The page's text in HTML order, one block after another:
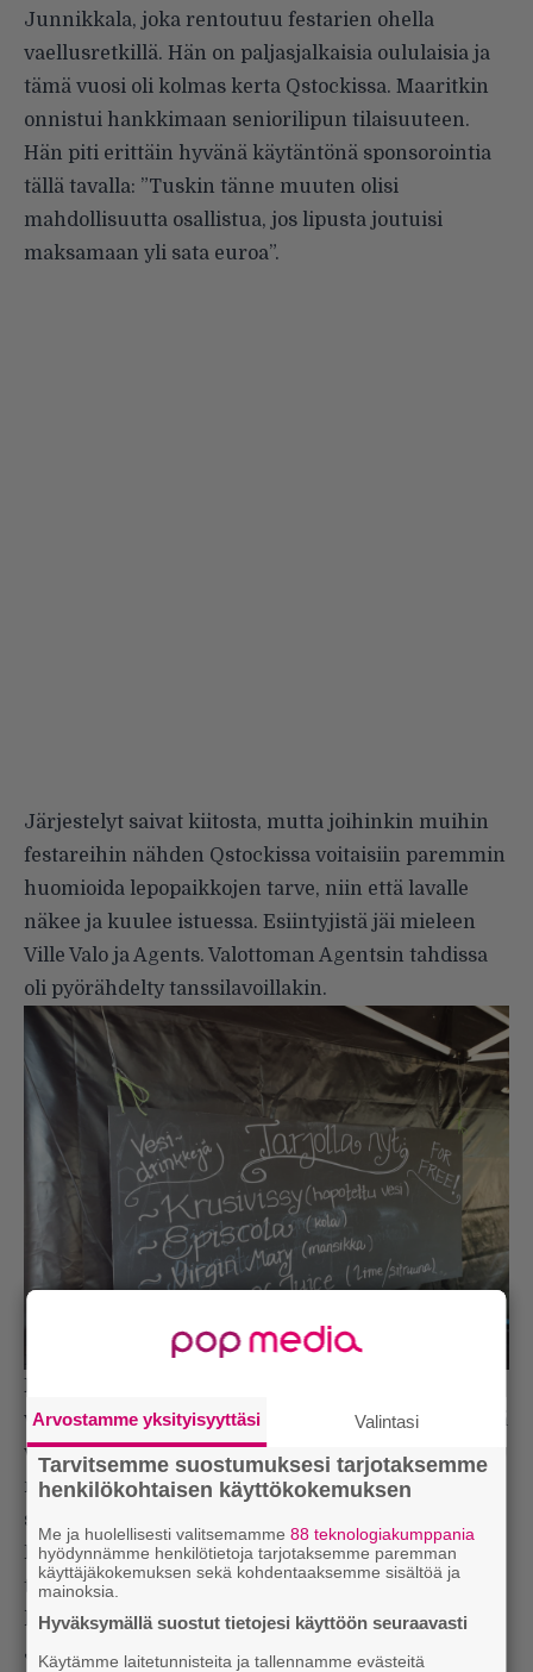
Junnikkala, joka rentoutuu festarien ohella
vaellusretkillä. Hän on paljasjalkaisia oululaisia ja
tämä vuosi oli kolmas kerta Qstockissa. Maaritkin
onnistui hankkimaan seniorilipun tilaisuuteen.
Hän piti erittäin hyvänä käytäntönä sponsorointia
tällä tavalla: ”Tuskin tänne muuten olisi
mahdollisuutta osallistua, jos lipusta joutuisi
maksamaan yli sata euroa”.
Järjestelyt saivat kiitosta, mutta joihinkin muihin
festareihin nähden Qstockissa voitaisiin paremmin
huomioida lepopaikkojen tarve, niin että lavalle
näkee ja kuulee istuessa. Esiintyjistä jäi mieleen
Ville Valo ja Agents. Valottoman Agentsin tahdissa
oli pyörähdelty tanssilavoillakin.
Paikallinen seurakunta muisti janoisia hengellisillä nektareilla. Kuva:
Festivaalin logistiikka toimi metronomin
varmuudella. Ainoasta havaitusta myöhästymisestä
vastasi ruotsalainenSmash Into Pieces , joka
menetti 20 minuuttia soittoaikaa alusta. Harva
setin kuullut tosin lienee pahoitellut tapahtunutta.
Päivän kohokohdaksi nousiKingston Wall
tribuutti, jossa vaikuttavat
-veljesten
lisäksi alkuperäisjäsenetSami Kuoppamäkija
Jukka Jylli . Maaginen Stuldt Håjt olisi hyvin voinut
Arvostamme yksityisyyttäsi Valintasi
Tarvitsemme suostumuksesi tarjotaksemme
henkilökohtaisen käyttökokemuksen
Me ja huolellisesti valitsemamme88 teknologiakumppania
hyödynnämme henkilötietoja tarjotaksemme paremman
käyttäjäkokemuksen sekä kohdentaaksemme sisältöä ja
mainoksia.
Hyväksymällä suostut tietojesi käyttöön seuraavasti
Käytämme laitetunnisteita ja tallennamme evästeitä